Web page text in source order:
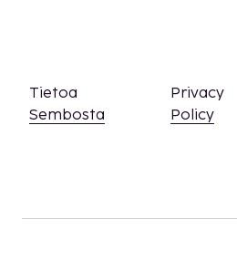
Tietoa
Sembosta
Privacy
Policy